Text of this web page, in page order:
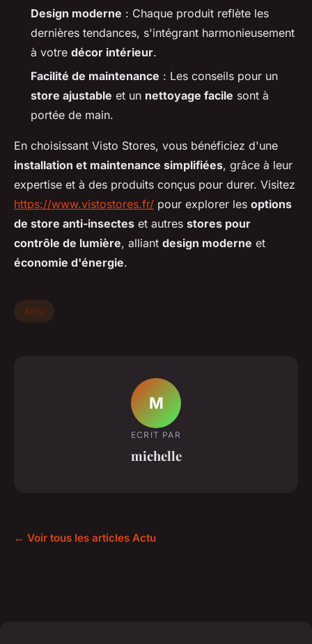
Design moderne : Chaque produit reflète les
dernières tendances, s'intégrant harmonieusement
à votre décor intérieur.
Facilité de maintenance : Les conseils pour un
store ajustable et un nettoyage facile sont à
portée de main.
En choisissant Visto Stores, vous bénéficiez d'une
installation et maintenance simplifiées, grâce à leur
expertise et à des produits conçus pour durer. Visitez
https://www.vistostores.fr/ pour explorer les options
de store anti-insectes et autres stores pour
contrôle de lumière, alliant design moderne et
économie d'énergie.
Actu
M
ECRIT PAR
michelle
← Voir tous les articles Actu